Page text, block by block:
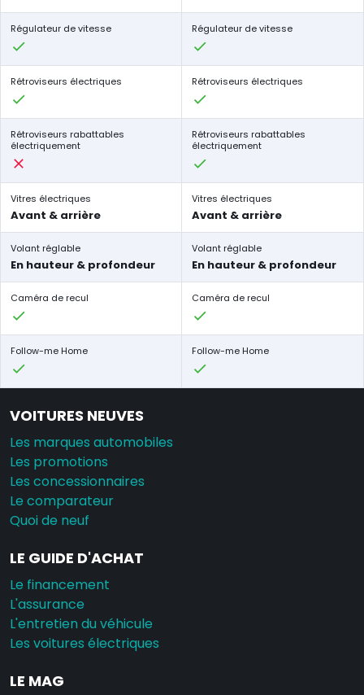
Régulateur de vitesse Régulateur de vitesse
Rétroviseurs électriques Rétroviseurs électriques
Rétroviseurs rabattables
électriquement
Rétroviseurs rabattables
électriquement
Vitres électriques
Avant & arrière
Vitres électriques
Avant & arrière
Volant réglable
En hauteur & profondeur
Volant réglable
En hauteur & profondeur
Caméra de recul Caméra de recul
Follow-me Home Follow-me Home
VOITURES NEUVES
Les marques automobiles
Les promotions
Les concessionnaires
Le comparateur
Quoi de neuf
LE GUIDE D'ACHAT
Le financement
L'assurance
L'entretien du véhicule
Les voitures électriques
LE MAG